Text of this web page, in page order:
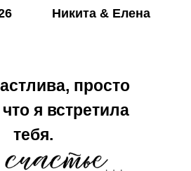
Никита & Елена
просто
я встретила
тебя.